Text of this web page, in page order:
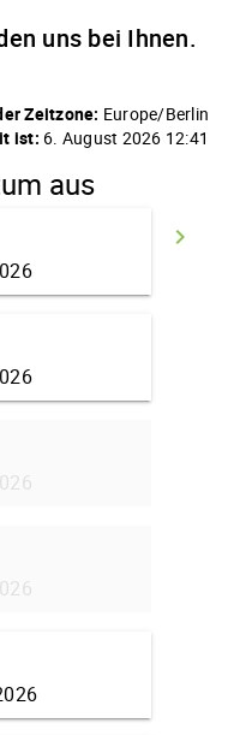
uns bei Ihnen.
Zeitzone: Europe/Berlin
ist: 6. August 2026 12:41
aus
keyboard_arrow_right